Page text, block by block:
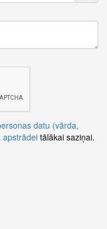
datu (vārda,
apstrādei tālākai saziņai.